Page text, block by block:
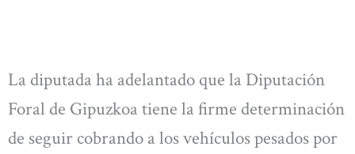
La diputada ha adelantado que la Diputación
Foral de Gipuzkoa tiene la firme determinación
de seguir cobrando a los vehículos pesados por